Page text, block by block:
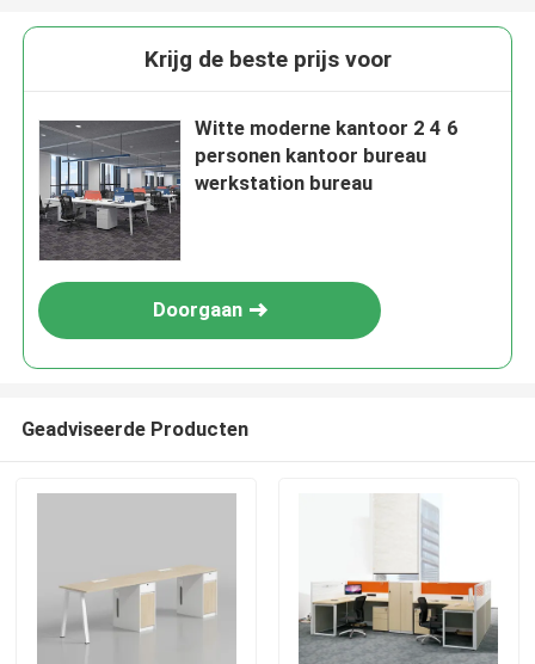
Krijg de beste prijs voor
Witte moderne kantoor 2 4 6
personen kantoor bureau
werkstation bureau
Doorgaan
Geadviseerde Producten